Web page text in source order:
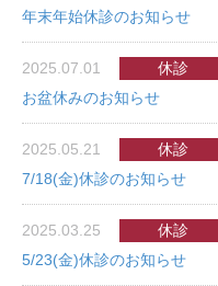
年末年始休診のお知らせ
2025.07.01
休診
お盆休みのお知らせ
2025.05.21
休診
7/18(金)休診のお知らせ
2025.03.25
休診
5/23(金)休診のお知らせ